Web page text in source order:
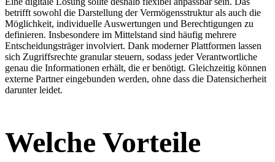
betrifft sowohl die Darstellung der Vermögensstruktur als auch die
Möglichkeit, individuelle Auswertungen und Berechtigungen zu
definieren. Insbesondere im Mittelstand sind häufig mehrere
Entscheidungsträger involviert. Dank moderner Plattformen lassen
sich Zugriffsrechte granular steuern, sodass jeder Verantwortliche
genau die Informationen erhält, die er benötigt. Gleichzeitig können
externe Partner eingebunden werden, ohne dass die Datensicherheit
darunter leidet.
Welche Vorteile